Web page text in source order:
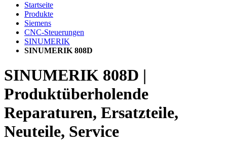
Startseite
Produkte
Siemens
CNC-Steuerungen
SINUMERIK
SINUMERIK 808D
SINUMERIK 808D |
Produktüberholende
Reparaturen, Ersatzteile,
Neuteile, Service